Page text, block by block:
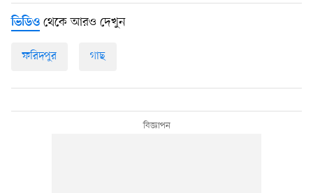
ভিডিও থেকে আরও দেখুন
ফরিদপুর গাছ